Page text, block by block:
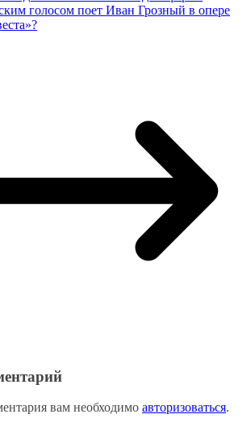
голосом поет Иван Грозный в опере
вам необходимо авторизоваться.